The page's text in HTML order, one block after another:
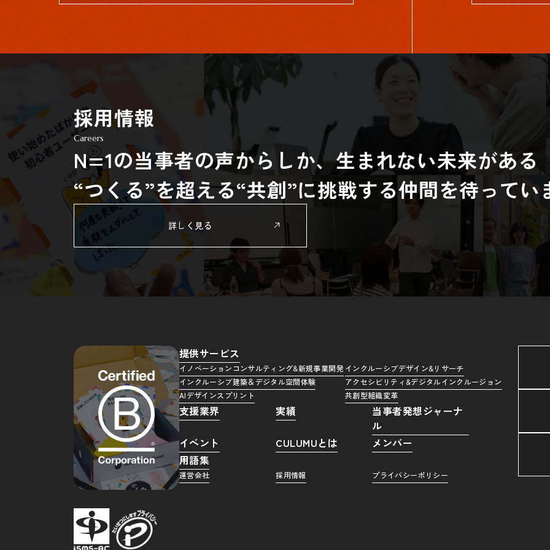
採用情報
Careers
N=1の当事者の声からしか、生まれない未来がある
“つくる”を超える“共創”に挑戦する仲間を待ってい
詳しく見る
提供サービス
イノベーションコンサルティング&新規事業開発インクルーシブデザイン&リサーチ
インクルーシブ建築＆デジタル空間体験
アクセシビリティ&デジタルインクルージョン
AIデザインスプリント
共創型組織変革
支援業界 実績
当事者発想ジャーナ
ル
イベント
CULUMUとは
メンバー
用語集
運営会社 採用情報 プライバシーポリシー